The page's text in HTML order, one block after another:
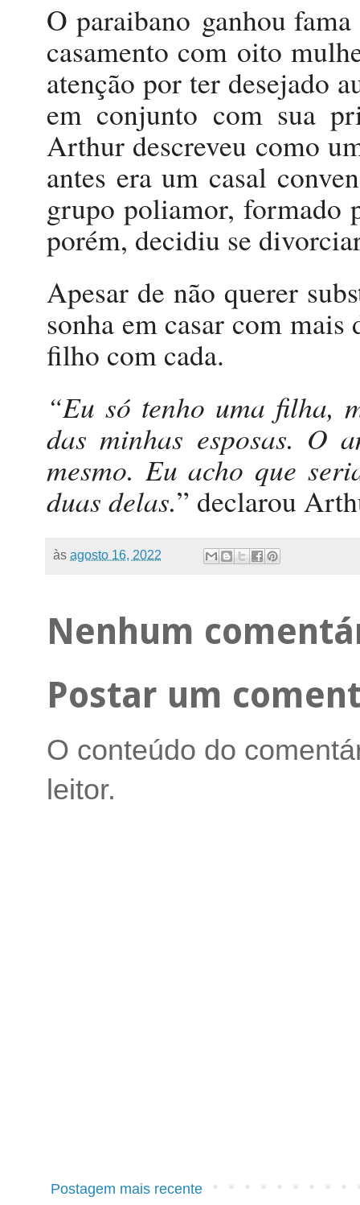
O paraibano ganhou
casamento com oito
atenção por ter desejado
em conjunto com sua
Arthur descreveu como
antes era um casal
grupo poliamor, formado
porém, decidiu se
Apesar de não querer
sonha em casar com
filho com cada.
“Eu só tenho uma filha,
das minhas esposas. O
mesmo. Eu acho que
duas delas.” declarou
às agosto 16, 2022
Nenhum
Postar um
O conteúdo do
leitor.
Postagem mais recente